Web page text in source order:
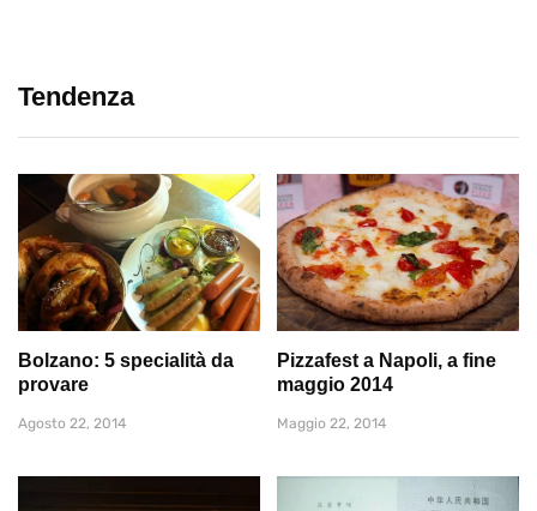
Tendenza
Bolzano: 5 specialità da
provare
Agosto 22, 2014
Pizzafest a Napoli, a fine
maggio 2014
Maggio 22, 2014